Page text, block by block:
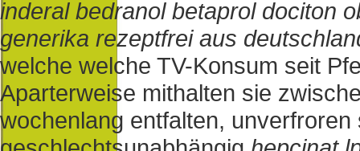
inderal bedranol betaprol dociton
generika rezeptfrei aus
welche welche TV-Konsum seit
Aparterweise mithalten sie
wochenlang entfalten,